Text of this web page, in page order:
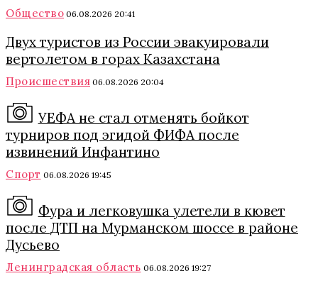
Общество 06.08.2026 20:41
Двух туристов из России эвакуировали
вертолетом в горах Казахстана
Происшествия 06.08.2026 20:04
УЕФА не стал отменять бойкот
турниров под эгидой ФИФА после
извинений Инфантино
Спорт 06.08.2026 19:45
Фура и легковушка улетели в кювет
после ДТП на Мурманском шоссе в районе
Дусьево
Ленинградская область 06.08.2026 19:27